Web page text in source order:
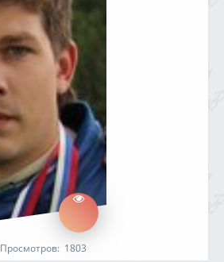
Просмотров: 1803